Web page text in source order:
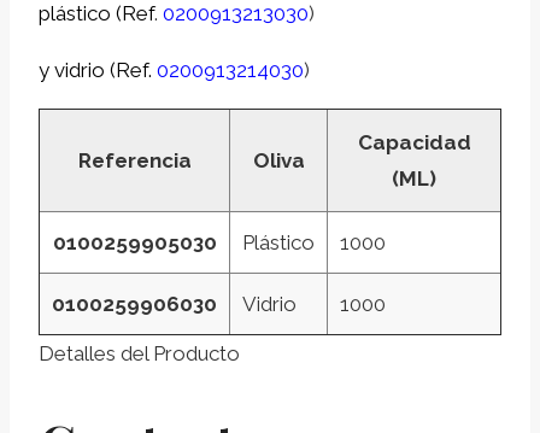
plástico (Ref. 0200913213030)
y vidrio (Ref. 0200913214030)
Referencia Oliva
Capacidad
(ML)
0100259905030 Plástico 1000
0100259906030 Vidrio 1000
Detalles del Producto